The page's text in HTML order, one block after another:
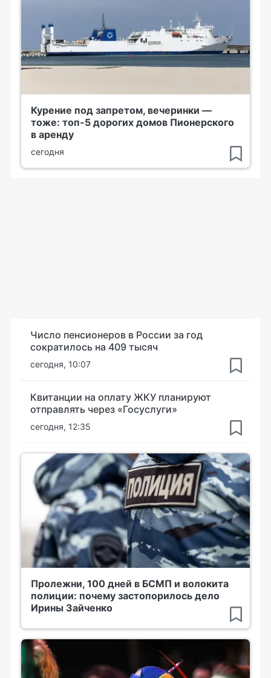
Курение под запретом, вечеринки —
тоже: топ-5 дорогих домов Пионерского
в аренду
сегодня
Число пенсионеров в России за год
сократилось на 409 тысяч
сегодня, 10:07
Квитанции на оплату ЖКУ планируют
отправлять через «Госуслуги»
сегодня, 12:35
Пролежни, 100 дней в БСМП и волокита
полиции: почему застопорилось дело
Ирины Зайченко